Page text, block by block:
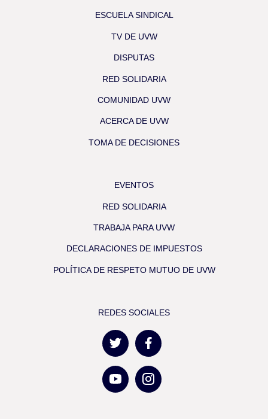
ESCUELA SINDICAL
TV DE UVW
DISPUTAS
RED SOLIDARIA
COMUNIDAD UVW
ACERCA DE UVW
TOMA DE DECISIONES
EVENTOS
RED SOLIDARIA
TRABAJA PARA UVW
DECLARACIONES DE IMPUESTOS
POLÍTICA DE RESPETO MUTUO DE UVW
REDES SOCIALES